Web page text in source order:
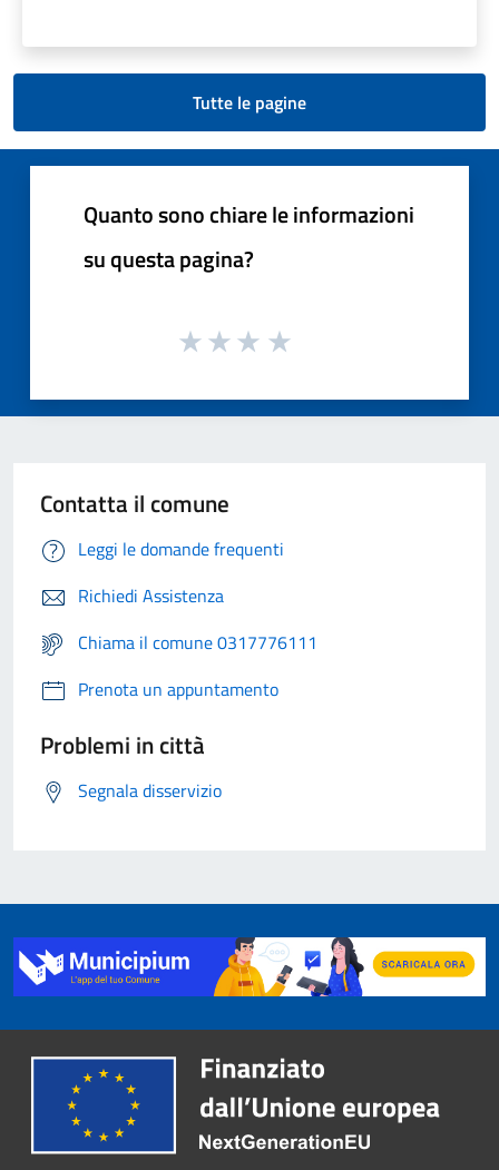
Tutte le pagine
Quanto sono chiare le informazioni
su questa pagina?
Contatta il comune
Leggi le domande frequenti
Richiedi Assistenza
Chiama il comune 0317776111
Prenota un appuntamento
Problemi in città
Segnala disservizio